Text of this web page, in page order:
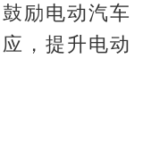
励电动汽车
，提升电动